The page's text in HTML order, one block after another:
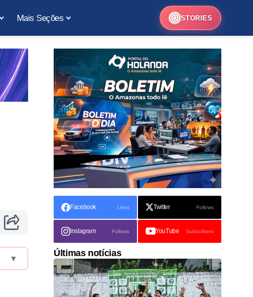
Mais Seções STORIES
▾
Facebook Likes Twitter Follows
Instagram Follows YouTube Subscribers
Últimas notícias